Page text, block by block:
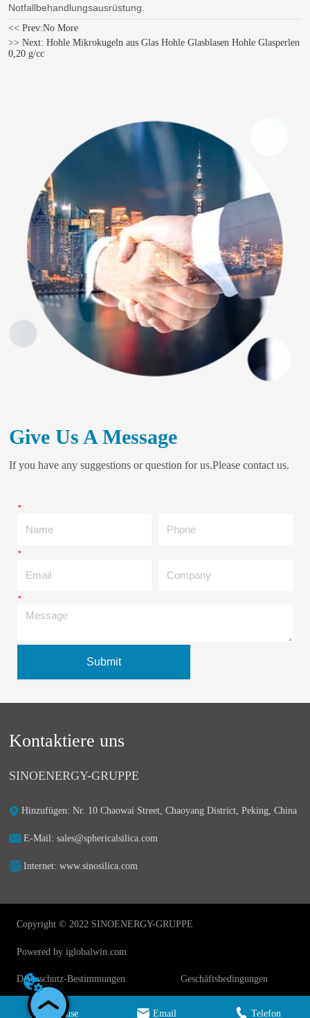
Notfallbehandlungsausrüstung.
<< Prev:No More
>> Next:Hohle Mikrokugeln aus Glas Hohle Glasblasen Hohle Glasperlen
0,20 g/cc
Give Us A Message
If you have any suggestions or question for us.Please contact us.
*Name
*Email
*Message
Submit
Zuhause Email Telefon
Kontaktiere uns
SINOENERGY-GRUPPE
Hinzufügen: Nr. 10 Chaowai Street, Chaoyang District, Peking, China
E-Mail: sales@sphericalsilica.com
Internet: www.sinosilica.com
Copyright © 2022 SINOENERGY-GRUPPE
Powered by iglobalwin.com
Datenschutz-Bestimmungen Geschäftsbedingungen